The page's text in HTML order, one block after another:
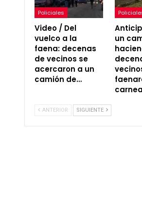
Policiales
Video / Del
vuelco a la
faena: decenas
de vecinos se
acercaron a un
camión de…
un
ANTERIOR SIGUIENTE